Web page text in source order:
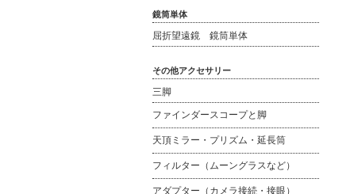
鏡筒単体
屈折望遠鏡 鏡筒単体
その他アクセサリー
三脚
ファインダースコープと脚
天頂ミラー・プリズム・延長筒
フィルター（ムーングラスなど）
アダプター（カメラ接続・接眼）